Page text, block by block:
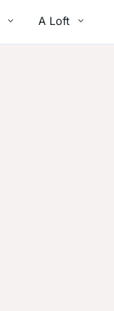
A Loft